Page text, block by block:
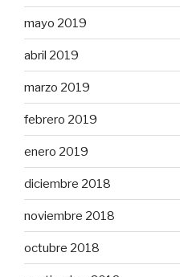
mayo 2019
abril 2019
marzo 2019
febrero 2019
enero 2019
diciembre 2018
noviembre 2018
octubre 2018